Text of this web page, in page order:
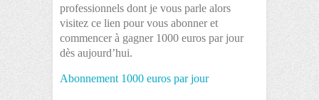
professionnels dont je vous parle alors
visitez ce lien pour vous abonner et
commencer à gagner 1000 euros par jour
dès aujourd’hui.
Abonnement 1000 euros par jour